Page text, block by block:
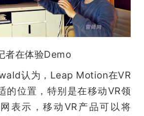
者在体验Demo
认为，Leap Motion在VR
的位置，特别是在移动VR领
表示，移动VR产品可以将